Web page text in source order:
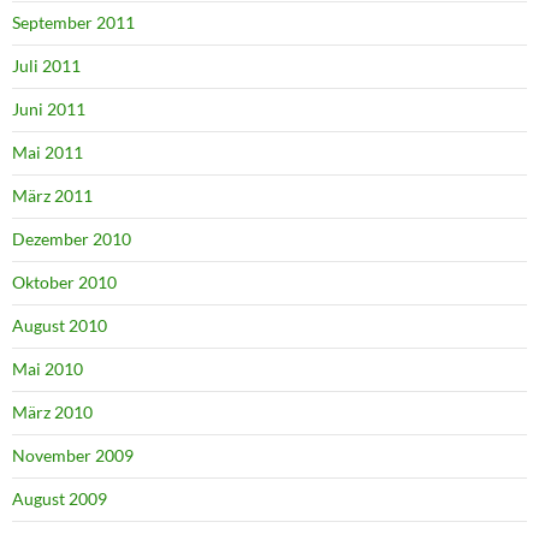
September 2011
Juli 2011
Juni 2011
Mai 2011
März 2011
Dezember 2010
Oktober 2010
August 2010
Mai 2010
März 2010
November 2009
August 2009